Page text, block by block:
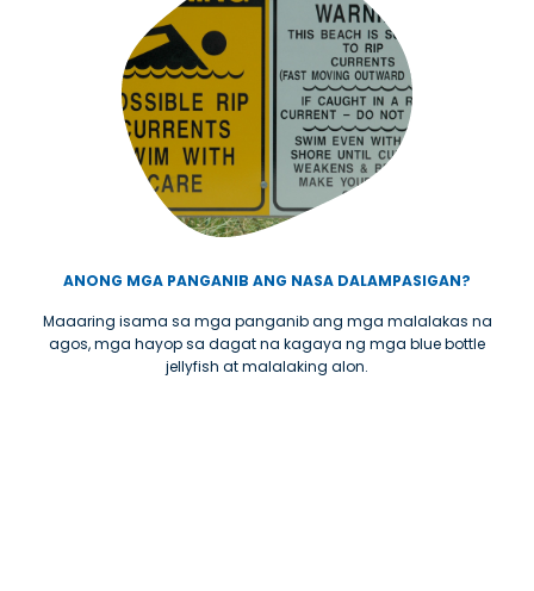
ANONG MGA PANGANIB ANG NASA DALAMPASIGAN?
Maaaring isama sa mga panganib ang mga malalakas na
agos, mga hayop sa dagat na kagaya ng mga blue bottle
jellyfish at malalaking alon.